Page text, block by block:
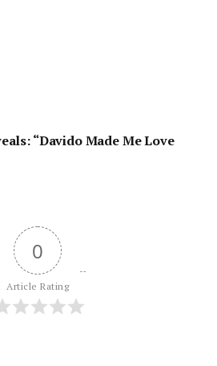
“Davido Made Me Love
0
Article Rating